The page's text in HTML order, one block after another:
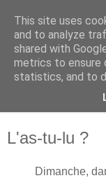
Autrice pour futurs
L'as-tu-lu ?
Dimanche,
This site uses
and to analyze
shared with
metrics to ensure
statistics, and to